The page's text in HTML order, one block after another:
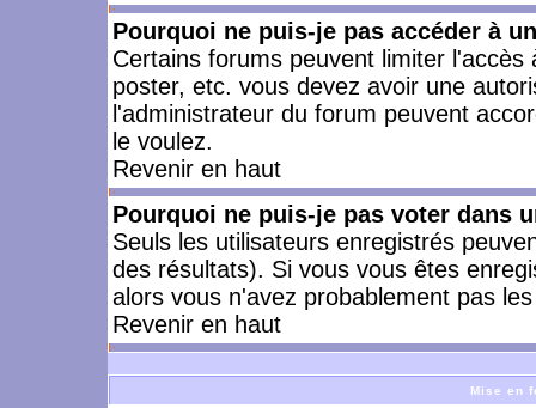
Pourquoi ne puis-je pas accéder à
Certains forums peuvent limiter
poster, etc. vous devez avoir une
l'administrateur du forum peuvent
le voulez.
Revenir en haut
Pourquoi ne puis-je pas voter dans
Seuls les utilisateurs enregistrés
des résultats). Si vous vous êtes
alors vous n'avez probablement pas
Revenir en haut
Mise en